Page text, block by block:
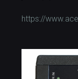
https://